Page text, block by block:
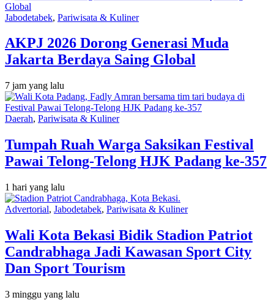
Jabodetabek, Pariwisata & Kuliner
AKPJ 2026 Dorong Generasi Muda
Jakarta Berdaya Saing Global
7 jam yang lalu
Daerah, Pariwisata & Kuliner
Tumpah Ruah Warga Saksikan Festival
Pawai Telong-Telong HJK Padang ke-357
1 hari yang lalu
Advertorial, Jabodetabek, Pariwisata & Kuliner
Wali Kota Bekasi Bidik Stadion Patriot
Candrabhaga Jadi Kawasan Sport City
Dan Sport Tourism
3 minggu yang lalu